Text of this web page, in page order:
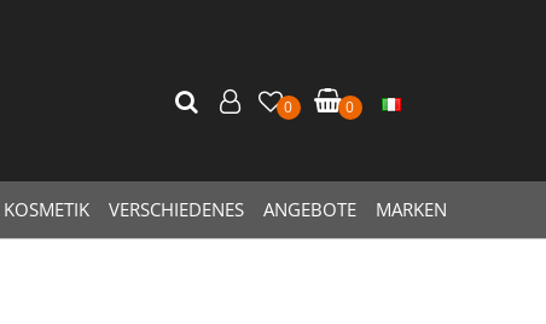
KOSMETIK VERSCHIEDENES ANGEBOTE MARKEN
0 0